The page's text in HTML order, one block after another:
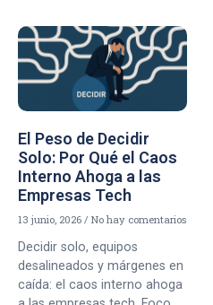
El Peso de Decidir
Solo: Por Qué el Caos
Interno Ahoga a las
Empresas Tech
13 junio, 2026 No hay comentarios
Decidir solo, equipos
desalineados y márgenes en
caída: el caos interno ahoga